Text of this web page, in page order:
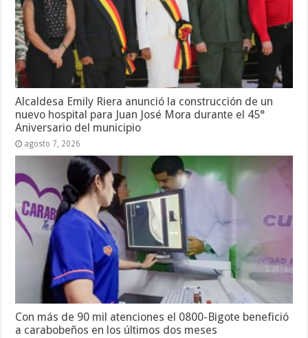
Alcaldesa Emily Riera anunció la construcción de un
nuevo hospital para Juan José Mora durante el 45°
Aniversario del municipio
agosto 7, 2026
Con más de 90 mil atenciones el 0800-Bigote benefició
a carabobeños en los últimos dos meses